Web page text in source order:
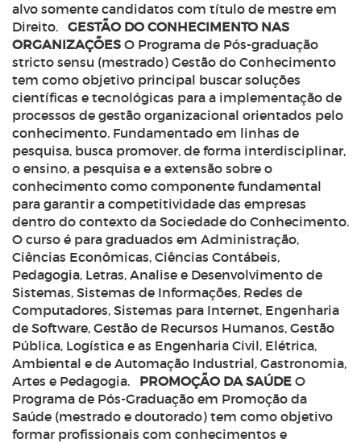
alvo somente candidatos com título de mestre em
Direito. GESTÃO DO CONHECIMENTO NAS
ORGANIZAÇÕES O Programa de Pós-graduação
stricto sensu (mestrado) Gestão do Conhecimento
tem como objetivo principal buscar soluções
científicas e tecnológicas para a implementação de
processos de gestão organizacional orientados pelo
conhecimento. Fundamentado em linhas de
pesquisa, busca promover, de forma interdisciplinar,
o ensino, a pesquisa e a extensão sobre o
conhecimento como componente fundamental
para garantir a competitividade das empresas
dentro do contexto da Sociedade do Conhecimento.
O curso é para graduados em Administração,
Ciências Econômicas, Ciências Contábeis,
Pedagogia, Letras, Analise e Desenvolvimento de
Sistemas, Sistemas de Informações, Redes de
Computadores, Sistemas para Internet, Engenharia
de Software, Gestão de Recursos Humanos, Gestão
Pública, Logística e as Engenharia Civil, Elétrica,
Ambiental e de Automação Industrial, Gastronomia,
Artes e Pedagogia. PROMOÇÃO DA SAÚDE O
Programa de Pós-Graduação em Promoção da
Saúde (mestrado e doutorado) tem como objetivo
formar profissionais com conhecimentos e